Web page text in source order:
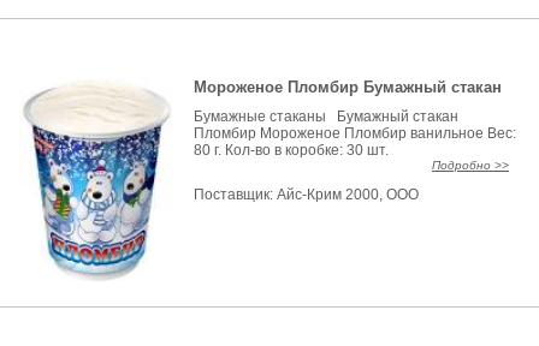
Мороженое Пломбир Бумажный стакан
Бумажные стаканы Бумажный стакан
Пломбир Мороженое Пломбир ванильное Вес:
80 г. Кол-во в коробке: 30 шт.
Подробно >>
Поставщик:Айс-Крим 2000, ООО